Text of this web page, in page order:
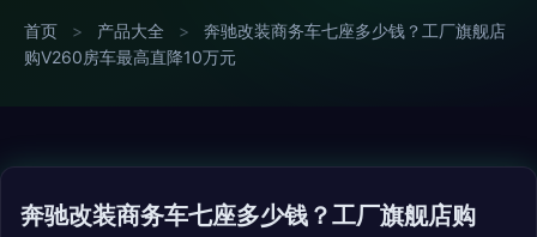
首页 > 产品大全 >
奔驰改装商务车七座多少钱？工厂旗舰店
购V260房车最高直降10万元
奔驰改装商务车七座多少钱？工厂旗舰店购